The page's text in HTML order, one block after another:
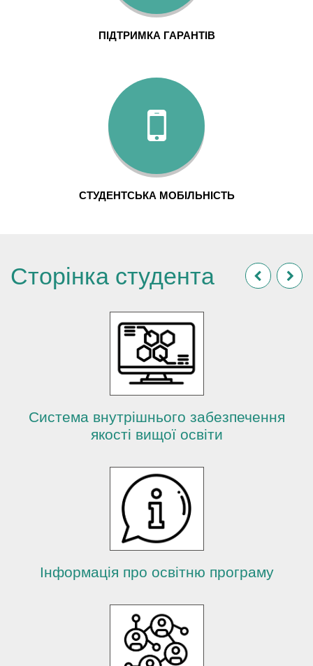
ПІДТРИМКА ГАРАНТІВ
СТУДЕНТСЬКА МОБІЛЬНІСТЬ
Сторінка студента
Система внутрішнього забезпечення
якості вищої освіти
Інформація про освітню програму